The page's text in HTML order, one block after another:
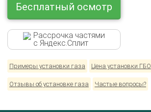
Бесплатный осмотр
Рассрочка частями
с Яндекс.Сплит
Примеры установки газа Цена установки ГБО
Отзывы об установке газа Частые вопросы?